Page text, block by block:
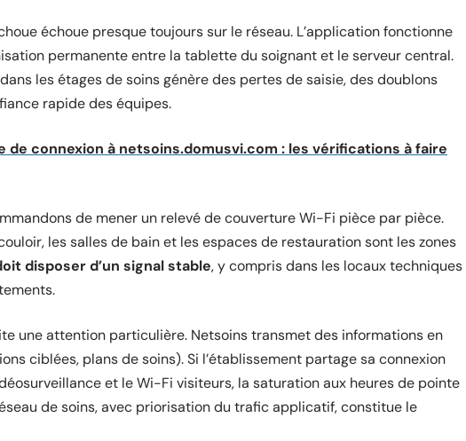
échoue presque toujours sur le réseau. L’application fonctionne
permanente entre la tablette du soignant et le serveur central.
les étages de soins génère des pertes de saisie, des doublons
rapide des équipes.
de connexion à netsoins.domusvi.com : les vérifications à faire
de mener un relevé de couverture Wi-Fi pièce par pièce.
les salles de bain et les espaces de restauration sont les zones
disposer d’un signal stable, y compris dans les locaux techniques
une attention particulière. Netsoins transmet des informations en
ciblées, plans de soins). Si l’établissement partage sa connexion
et le Wi-Fi visiteurs, la saturation aux heures de pointe
de soins, avec priorisation du trafic applicatif, constitue le